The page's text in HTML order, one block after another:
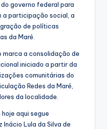
governo federal para
a participação social, a
de políticas
da Maré.
marca a consolidação de
iniciado a partir da
comunitárias do
Redes da Maré,
da localidade.
aqui segue
Lula da Silva de